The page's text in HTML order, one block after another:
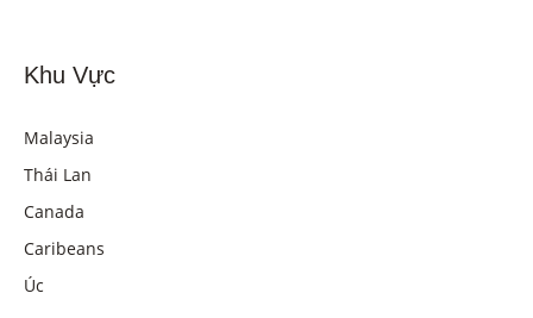
Khu Vực
Malaysia
Thái Lan
Canada
Caribeans
Úc